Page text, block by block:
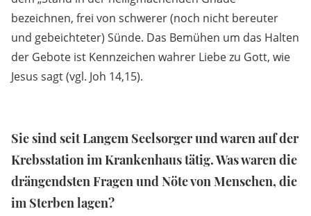
bezeichnen, frei von schwerer (noch nicht bereuter
und gebeichteter) Sünde. Das Bemühen um das Halten
der Gebote ist Kennzeichen wahrer Liebe zu Gott, wie
Jesus sagt (vgl. Joh 14,15).
Sie sind seit Langem Seelsorger und waren auf der
Krebsstation im Krankenhaus tätig. Was waren die
drängendsten Fragen und Nöte von Menschen, die
im Sterben lagen?